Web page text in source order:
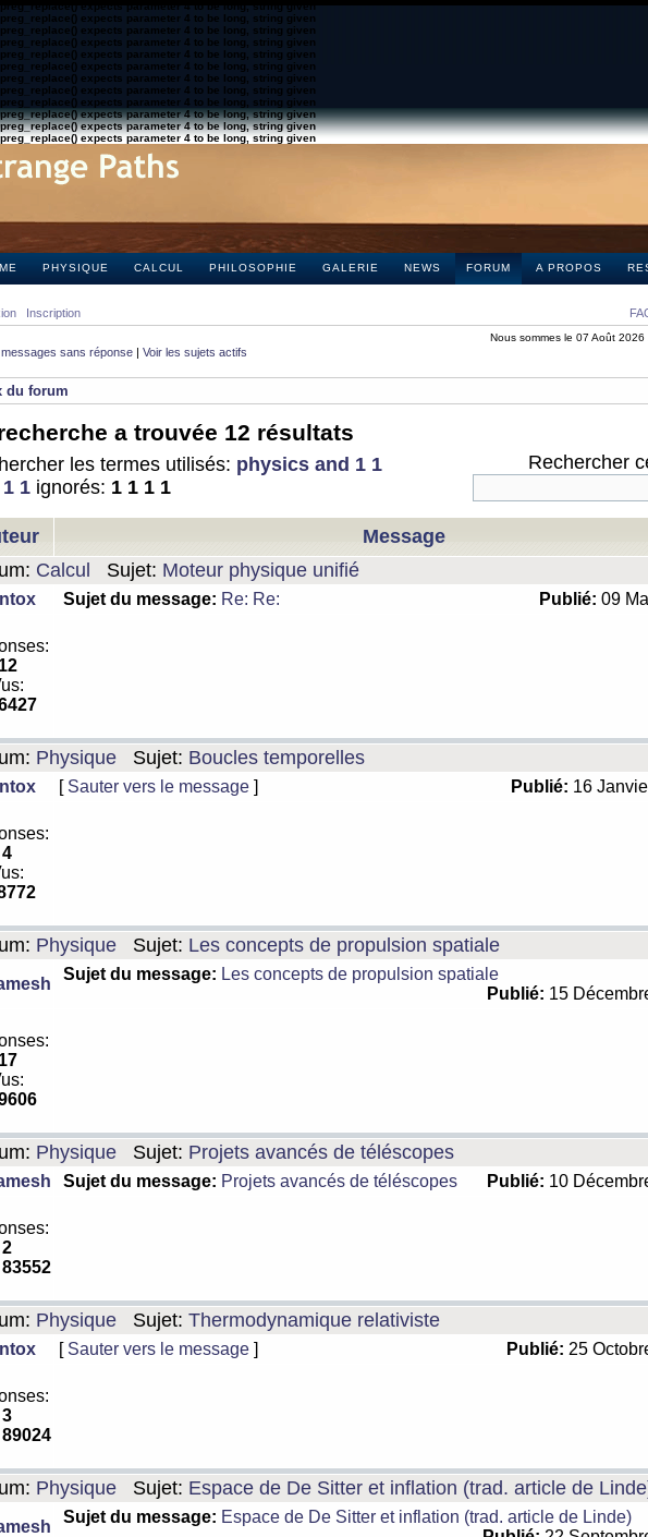
preg_replace() expects parameter 4 to be long, string given
preg_replace() expects parameter 4 to be long, string given
preg_replace() expects parameter 4 to be long, string given
preg_replace() expects parameter 4 to be long, string given
preg_replace() expects parameter 4 to be long, string given
preg_replace() expects parameter 4 to be long, string given
preg_replace() expects parameter 4 to be long, string given
preg_replace() expects parameter 4 to be long, string given
preg_replace() expects parameter 4 to be long, string given
preg_replace() expects parameter 4 to be long, string given
preg_replace() expects parameter 4 to be long, string given
preg_replace() expects parameter 4 to be long, string given
PHYSIQUE CALCUL PHILOSOPHIE GALERIE NEWS FORUM A PROPOS
Inscription
Nous sommes le 07 Août
messages sans réponse | Voir les sujets actifs
du forum
a trouvée 12 résultats
les termes utilisés: physics and 1 1
1 ignorés: 1 1 1 1
Rechercher
Message
Calcul Sujet: Moteur physique unifié
Sujet du message: Re: Re: Publié: 09
12
Physique Sujet: Boucles temporelles
[ Sauter vers le message ] Publié: 16
4
Physique Sujet: Les concepts de propulsion spatiale
Sujet du message: Les concepts de propulsion spatiale
Publié: 15
17
Physique Sujet: Projets avancés de téléscopes
Sujet du message: Projets avancés de téléscopes Publié: 10
2
83552
Physique Sujet: Thermodynamique relativiste
[ Sauter vers le message ] Publié: 25
3
89024
Physique Sujet: Espace de De Sitter et inflation (trad. article de
Sujet du message: Espace de De Sitter et inflation (trad. article de Linde)